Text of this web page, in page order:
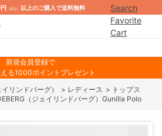
円 （税込） 以上のご購入で送料無料
Search
Favorite
Cart
新規会員登録で
る1000ポイントプレゼント
リンドバーグ） > レディース > トップス
（ジェイリンドバーグ）Gunilla Polo